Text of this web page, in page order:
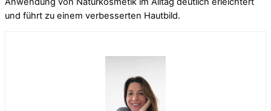
und führt zu einem verbesserten Hautbild.